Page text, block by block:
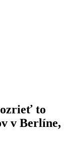
to
v Berlíne,